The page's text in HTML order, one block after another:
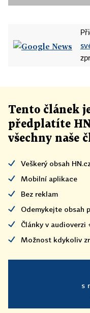
Tento článek
předplatíte
všechny naše
Veškerý obsah
Mobilní aplikace
Bez reklam
Odemykejte obsah
Články v audioverzi
Možnost kdykoliv
s